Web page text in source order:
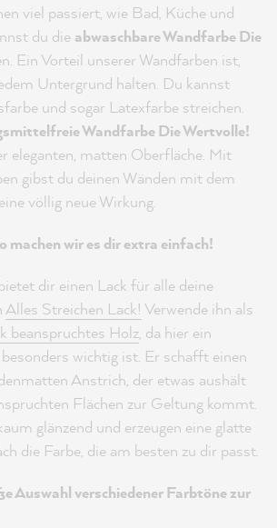
viel passiert, wie Bad, Küche und
du die abwaschbare Wandfarbe Die
Ein Vorteil unserer Wandfarben ist,
Untergrund halten. Du kannst
und sogar Latexfarbe streichen.
Wandfarbe Die Wertvolle!
eleganten, matten Oberfläche. Mit
gibst du deinen Wänden mit dem
völlig neue Wirkung.
machen wir es dir extra einfach!
dir einen Lack für alle deine
Alles Streichen Lack! Verwende ihn als
beanspruchtes Holz, da hier ein
wichtig ist. Er schafft einen
Anstrich, der etwas aushält
Flächen zur Geltung kommt.
glänzend und erzeugen eine glatte
die Farbe, die am besten zu dir passt.
Auswahl verschiedener Farbtöne zur